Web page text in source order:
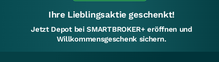
Ihre Lieblingsaktie geschenkt!
Jetzt Depot bei SMARTBROKER+ eröffnen und
Willkommensgeschenk sichern.